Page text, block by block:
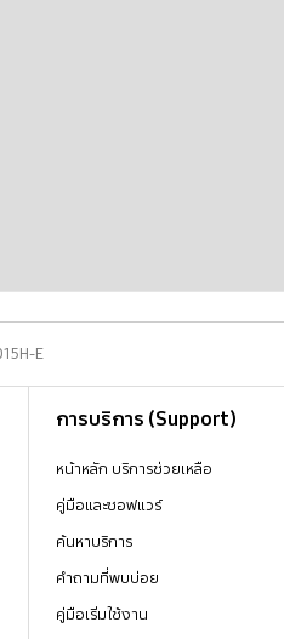
E
การบริการ (Support)
หน้าหลัก บริการช่วยเหลือ
คู่มือและซอฟแวร์
ค้นหาบริการ
คำถามที่พบบ่อย
คู่มือเริ่มใช้งาน